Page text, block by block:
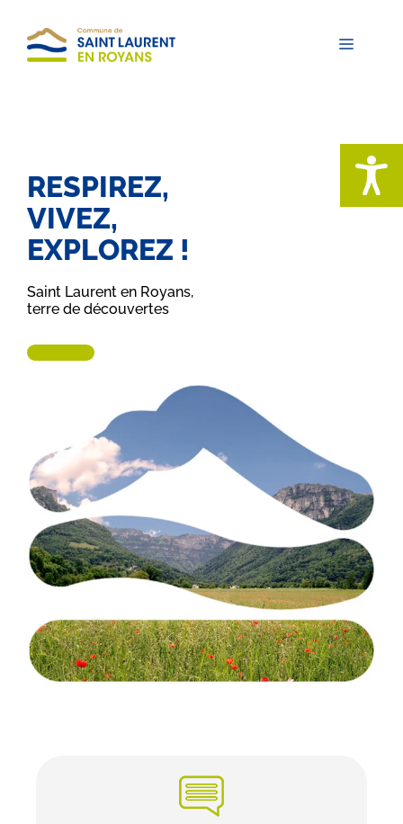
contenu
Menu
RESPIREZ,
VIVEZ,
EXPLOREZ !
Saint Laurent en Royans,
terre de découvertes